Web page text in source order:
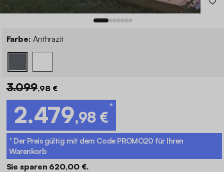
Farbe: Anthrazit
3.099,98 €
2.479,98 €
*
* Der Preis gültig mit dem Code PROMO20 für Ihren
Warenkorb
Sie sparen 620,00 €.